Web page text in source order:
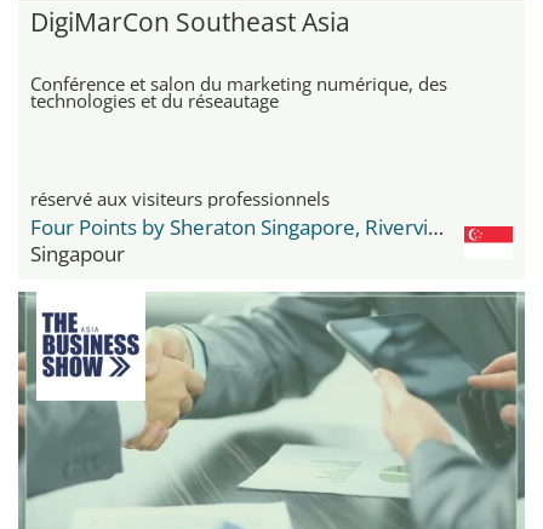
DigiMarCon Southeast Asia
Conférence et salon du marketing numérique, des
technologies et du réseautage
réservé aux visiteurs professionnels
Four Points by Sheraton Singapore, Riverview
Singapour